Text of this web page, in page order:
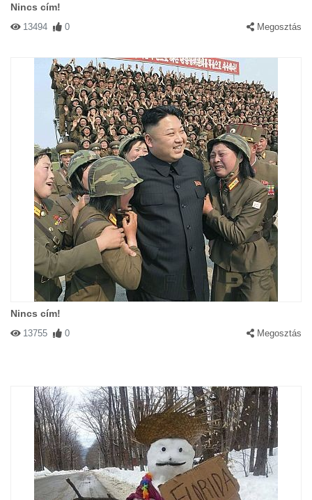
Nincs cím!
13494 0 Megosztás
Nincs cím!
13755 0 Megosztás